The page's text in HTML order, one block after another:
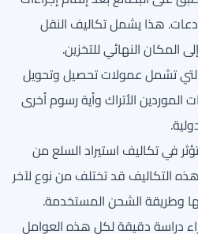
هذا يشمل تكاليف النقل
المكان النهائي للتخزين.
تشمل عمولات تحصيل وتحويل
الأتراك وأية رسوم أخرى
في تكاليف استيراد السلع من
هذه التكاليف قد تختلف من نوع لآخر
وطريقة الشحن المستخدمة.
دراسة دقيقة لكل هذه العوامل